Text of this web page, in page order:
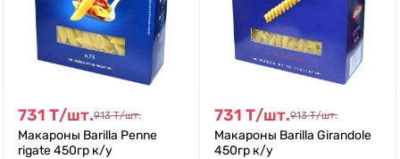
731 Т/шт.913 Т/шт.
Макароны Barilla Penne
rigate 450гр к/у
731 Т/шт.913 Т/шт.
Макароны Barilla Girandole
450гр к/у